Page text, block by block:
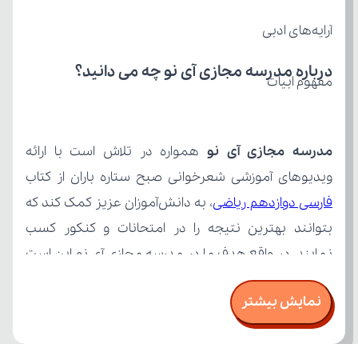
آرایه‌های ادبی
مفهوم ابیات
درباره مدرسه مجازی آی نو چه می‌ دانید؟
مدرسه مجازی آی نو
ویدیوهای آموزشی شعرخوانی صبح ستاره باران از کتاب
فارسی دوازدهم ریاضی
نمایش بیشتر